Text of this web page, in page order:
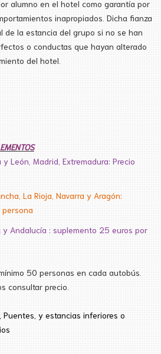
alumno en el hotel como garantía por
inapropiados. Dicha fianza
de la estancia del grupo si no se han
o conductas que hayan alterado
del hotel.
León, Madrid, Extremadura: Precio
La Rioja, Navarra y Aragón:
y Andalucía : suplemento 25 euros por
50 personas en cada autobús.
consultar precio.
, Puentes, y estancias inferiores o